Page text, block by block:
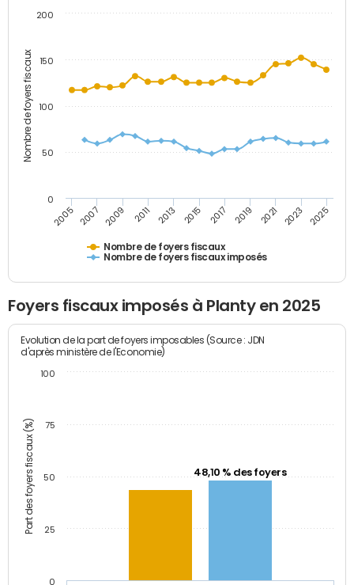
Nombre de foyers fiscaux
Nombre de foyers fiscaux
Nombre de foyers fiscaux imposés
2005 2007 2009 2011 2013 2015 2017 2019 2021 2023 2025
0
50
100
150
200
Foyers fiscaux imposés à Planty en 2025
Part des foyers fiscaux (%)
Evolution de la part de foyers imposables (Source : JDN
d'après ministère de l'Economie)
48,10 % des foyers
0
25
50
75
100